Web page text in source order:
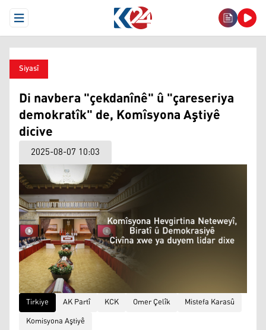
Open Menu
Siyasî
Di navbera "çekdanînê" û "çareseriya
demokratîk" de, Komîsyona Aştiyê
dicive
2025-08-07 10:03
Tirkiye AK Partî KCK Omer Çelîk
Mistefa Karasû
Komisyona Aştiyê